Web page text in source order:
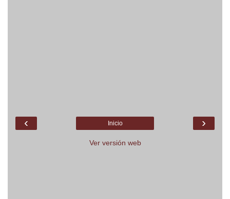
‹ ›
Inicio
Ver versión web